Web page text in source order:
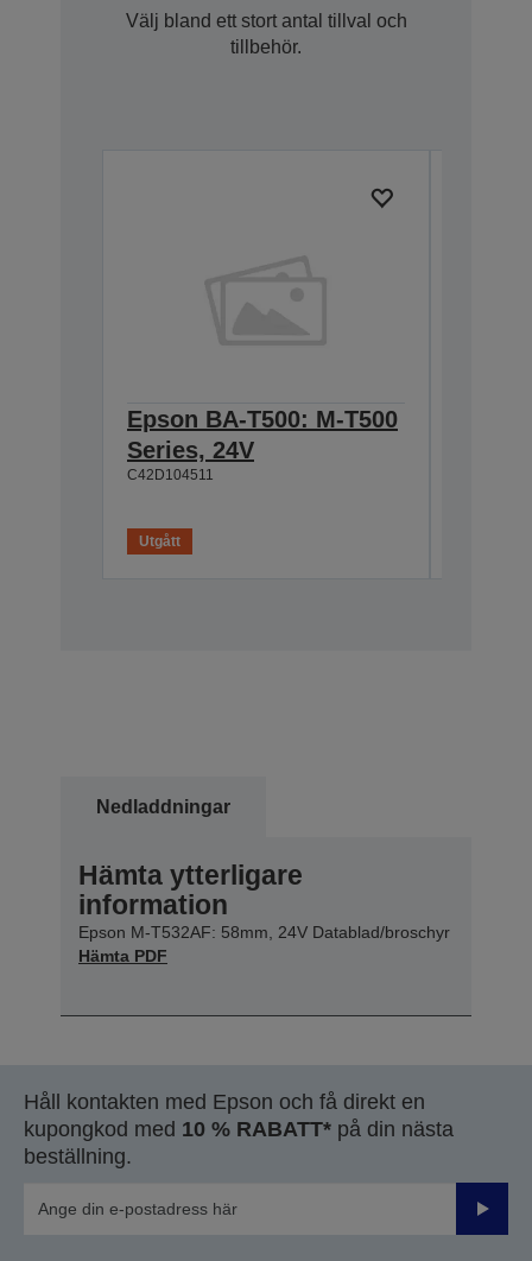
Välj bland ett stort antal tillval och
tillbehör.
Epson BA-T500: M-T500
Series, 24V
C42D104511
Utgått
Nedladdningar
Hämta ytterligare
information
Epson M-T532AF: 58mm, 24V Datablad/broschyr
Hämta PDF
Håll kontakten med Epson och få direkt en
kupongkod med 10 % RABATT* på din nästa
beställning.
Skicka